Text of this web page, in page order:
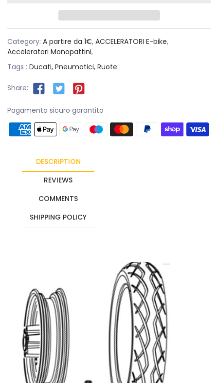
Category: A partire da 1€, ACCELERATORI E-bike,
Acceleratori Monopattini,
Tags : Ducati, Pneumatici, Ruote
Share:
Pagamento sicuro garantito
DESCRIPTION
REVIEWS
COMMENTS
SHIPPING POLICY